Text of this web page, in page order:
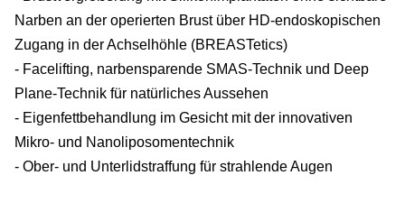
Narben an der operierten Brust über HD-endoskopischen
Zugang in der Achselhöhle (BREASTetics)
- Facelifting, narbensparende SMAS-Technik und Deep
Plane-Technik für natürliches Aussehen
- Eigenfettbehandlung im Gesicht mit der innovativen
Mikro- und Nanoliposomentechnik
- Ober- und Unterlidstraffung für strahlende Augen